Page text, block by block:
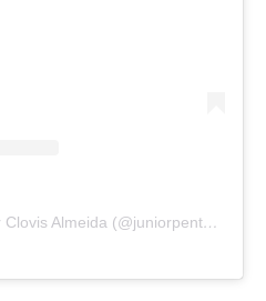
Um post compartilhado por Clovis Almeida (@juniorpentecoste01)